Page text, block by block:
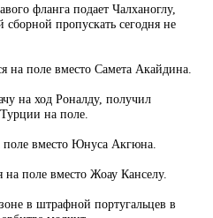
фланга подает Чалханоглу,
сборной пропускать сегодня не
на поле вместо Самета Акайдина.
на ход Роналду, получил
на поле.
поле вместо Юнуса Акгюна.
на поле вместо Жоау Канселу.
в штрафной португальцев в